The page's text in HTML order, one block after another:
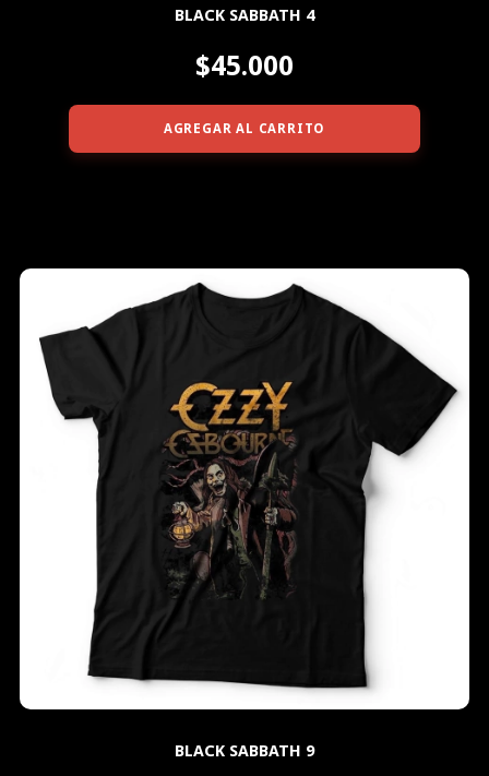
BLACK SABBATH 4
$45.000
AGREGAR AL CARRITO
BLACK SABBATH 9